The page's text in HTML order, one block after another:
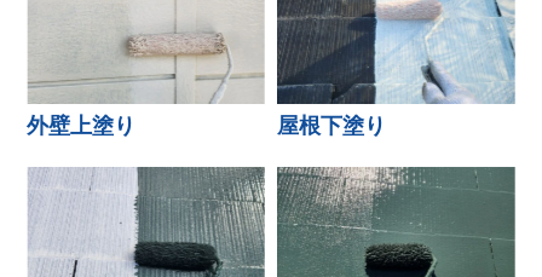
外壁上塗り 屋根下塗り